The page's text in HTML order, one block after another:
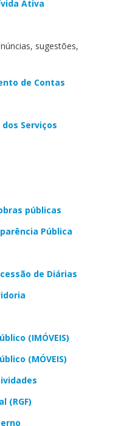
Ativa
sugestões,
de Contas
Serviços
públicas
Pública
de Diárias
(IMÓVEIS)
(MÓVEIS)
(RGF)